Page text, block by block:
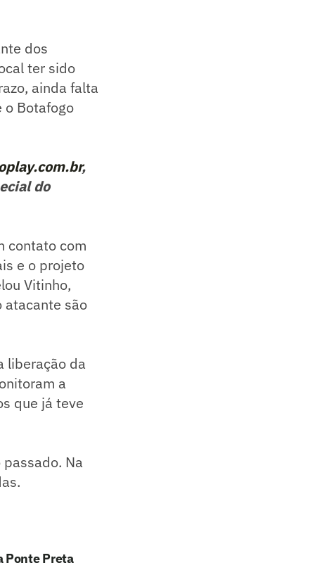
dos
ter sido
ainda falta
o Botafogo
,
do
contato com
e o projeto
Vitinho,
atacante são
liberação da
a
que já teve
Na
Ponte Preta